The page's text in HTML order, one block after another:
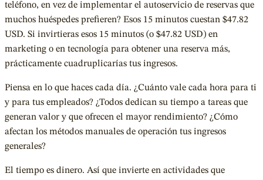
teléfono, en vez de implementar el autoservicio de reservas que
muchos huéspedes prefieren? Esos 15 minutos cuestan $47.82
USD. Si invirtieras esos 15 minutos (o $47.82 USD) en
marketing o en tecnología para obtener una reserva más,
prácticamente cuadruplicarías tus ingresos.
Piensa en lo que haces cada día. ¿Cuánto vale cada hora para ti
y para tus empleados? ¿Todos dedican su tiempo a tareas que
generan valor y que ofrecen el mayor rendimiento? ¿Cómo
afectan los métodos manuales de operación tus ingresos
generales?
El tiempo es dinero. Así que invierte en actividades que